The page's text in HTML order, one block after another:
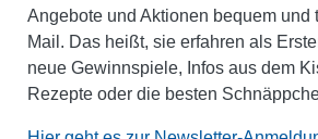
Angebote und Aktionen bequem und
Mail. Das heißt, sie erfahren als
neue Gewinnspiele, Infos aus dem
Rezepte oder die besten